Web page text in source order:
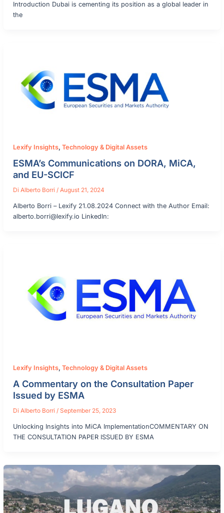
Introduction Dubai is cementing its position as a global leader in
the
Lexify Insights,Technology & Digital Assets
ESMA’s Communications on DORA, MiCA,
and EU-SCICF
DiAlberto Borri/August 21, 2024
Alberto Borri – Lexify 21.08.2024 Connect with the Author Email:
alberto.borri@lexify.io LinkedIn:
Lexify Insights,Technology & Digital Assets
A Commentary on the Consultation Paper
Issued by ESMA
DiAlberto Borri/September 25, 2023
Unlocking Insights into MiCA ImplementationCOMMENTARY ON
THE CONSULTATION PAPER ISSUED BY ESMA